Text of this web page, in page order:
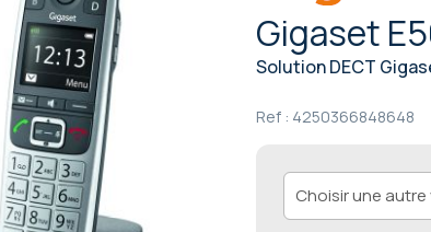
Gigaset
Solution DECT
Ref : 4250366848648